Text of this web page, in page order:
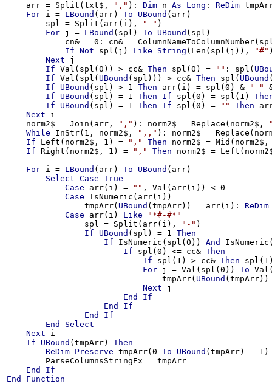
    arr = Split(txt$,
"," ): Dim n As Long : ReDim
For i = LBound (arr) To UBound (arr)
        spl = Split(arr(i),
"-" )
For j = LBound (spl) To UBound (spl)
cn& = 0: cn& =
If Not spl(j) Like String (Len(spl(j)), "#"
Next j
If Val(spl(0)) > cc& Then spl(0) = "" : spl(
If Val(spl( UBound (spl))) > cc& Then spl( UBound
If
UBound (spl) > 1 Then arr(i) = spl(0) & "-"
If
UBound (spl) = 1 Then If spl(0) = spl(1)
If
UBound (spl) = 1 Then If spl(0) = "" Then
Next i
    norm2$ = Join(arr,
"," ): norm2$ = Replace(norm2$,
While InStr(1, norm2$, ",," ): norm2$ =
If Left(norm2$, 1) = "," Then norm2$ =
If Right(norm2$, 1) = "," Then norm2$ =
For i = LBound (arr) To UBound (arr)
Select Case True
Case arr(i) = "" , Val(arr(i)) < 0
Case IsNumeric(arr(i))
                tmpArr(
UBound (tmpArr)) = arr(i): ReDim
Case arr(i) Like
"*#-#*"
                spl = Split(arr(i),
"-" )
If
UBound (spl) = 1 Then
If IsNumeric(spl(0)) And
If spl(0) <= cc& Then
If spl(1) > cc& Then
For j = Val(spl(0)) To
                                tmpArr(
UBound
Next j
End
If
End
If
End
If
End
Select
Next i
If
UBound (tmpArr) Then
ReDim Preserve tmpArr(0 To UBound (tmpArr) - 1)
        ParseColumnsStringEx = tmpArr
End
If
End
Function